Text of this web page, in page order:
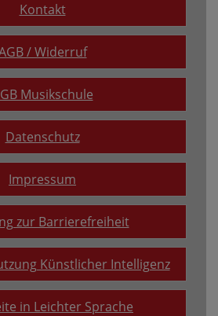
Kontakt
/ Widerruf
Musikschule
Datenschutz
Impressum
zur Barrierefreiheit
Künstlicher Intelligenz
in Leichter Sprache